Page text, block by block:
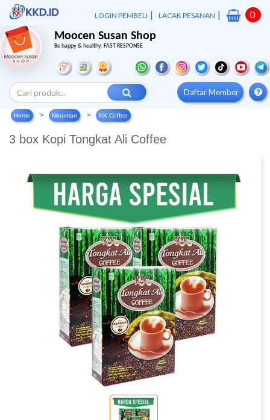
LOGIN PEMBELI | LACAK PESANAN | 0
Moocen Susan Shop
Be happy & healthy. FAST RESPONSE
Daftar Member
Home Minuman KK Coffee
3 box Kopi Tongkat Ali Coffee